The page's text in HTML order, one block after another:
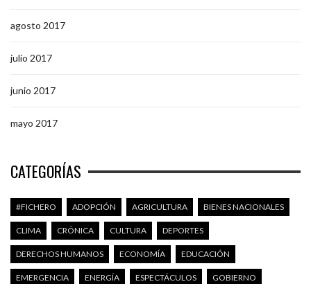
agosto 2017
julio 2017
junio 2017
mayo 2017
CATEGORÍAS
#FICHERO ADOPCIÓN AGRICULTURA BIENES NACIONALES
CLIMA CRÓNICA CULTURA DEPORTES
DERECHOS HUMANOS ECONOMÍA EDUCACIÓN
EMERGENCIA ENERGÍA ESPECTÁCULOS GOBIERNO